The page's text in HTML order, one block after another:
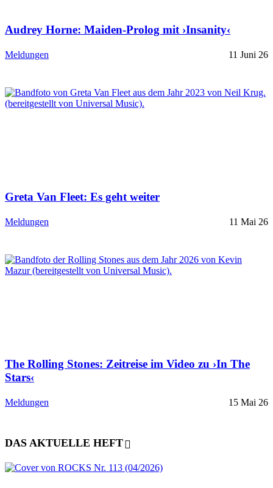
Audrey Horne: Maiden-Prolog mit ›Insanity‹
Meldungen 11 Juni 26
Greta Van Fleet: Es geht weiter
Meldungen 11 Mai 26
The Rolling Stones: Zeitreise im Video zu ›In The
Stars‹
Meldungen 15 Mai 26
DAS AKTUELLE HEFT